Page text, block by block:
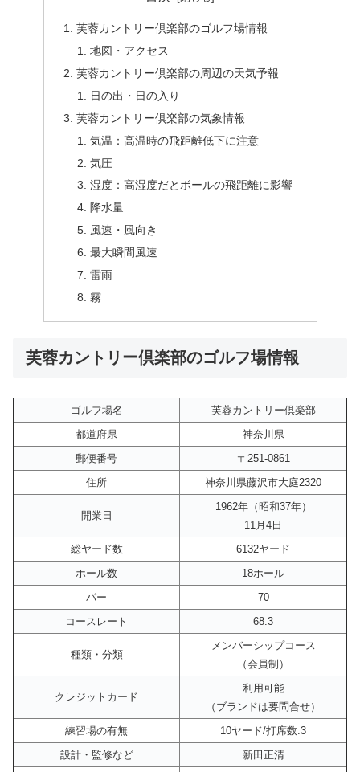
芙蓉カントリー倶楽部のゴルフ場情報
地図・アクセス
芙蓉カントリー倶楽部の周辺の天気予報
日の出・日の入り
芙蓉カントリー倶楽部の気象情報
気温：高温時の飛距離低下に注意
気圧
湿度：高湿度だとボールの飛距離に影響
降水量
風速・風向き
最大瞬間風速
雷雨
霧
芙蓉カントリー倶楽部のゴルフ場情報
ゴルフ場名
芙蓉カントリー倶楽部
都道府県
神奈川県
郵便番号
〒251-0861
住所
神奈川県藤沢市大庭2320
開業日
1962年（昭和37年）
11月4日
総ヤード数
6132ヤード
ホール数
18ホール
パー
70
コースレート
68.3
種類・分類
メンバーシップコース
（会員制）
クレジットカード
利用可能
（ブランドは要問合せ）
練習場の有無
10ヤード/打席数:3
設計・監修など
新田正清